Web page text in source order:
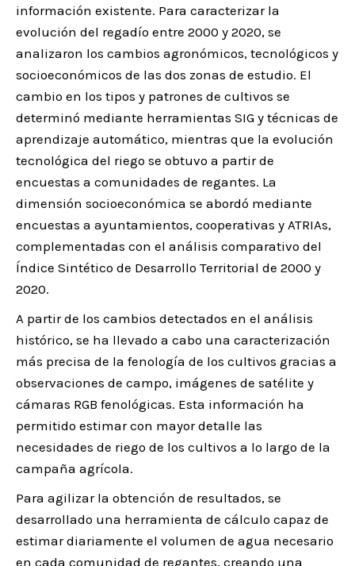
información existente. Para caracterizar la
evolución del regadío entre 2000 y 2020, se
analizaron los cambios agronómicos, tecnológicos y
socioeconómicos de las dos zonas de estudio. El
cambio en los tipos y patrones de cultivos se
determinó mediante herramientas SIG y técnicas de
aprendizaje automático, mientras que la evolución
tecnológica del riego se obtuvo a partir de
encuestas a comunidades de regantes. La
dimensión socioeconómica se abordó mediante
encuestas a ayuntamientos, cooperativas y ATRIAs,
complementadas con el análisis comparativo del
Índice Sintético de Desarrollo Territorial de 2000 y
2020.
A partir de los cambios detectados en el análisis
histórico, se ha llevado a cabo una caracterización
más precisa de la fenología de los cultivos gracias a
observaciones de campo, imágenes de satélite y
cámaras RGB fenológicas. Esta información ha
permitido estimar con mayor detalle las
necesidades de riego de los cultivos a lo largo de la
campaña agrícola.
Para agilizar la obtención de resultados, se
desarrollado una herramienta de cálculo capaz de
estimar diariamente el volumen de agua necesario
en cada comunidad de regantes, creando una